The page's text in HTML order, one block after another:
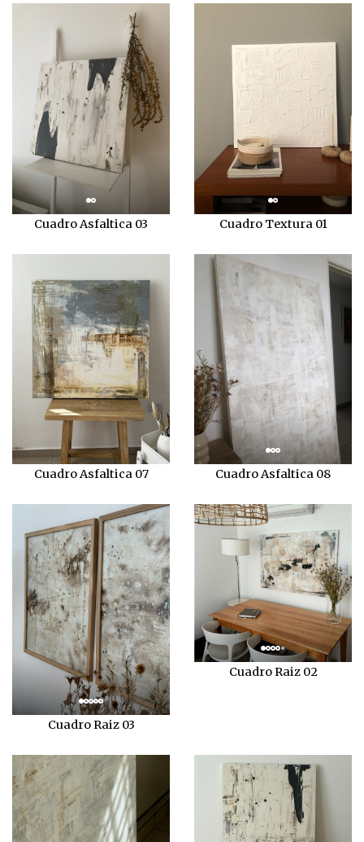
Cuadro Asfaltica 03 Cuadro Textura 01
Cuadro Asfaltica 07 Cuadro Asfaltica 08
Cuadro Raiz 03
Cuadro Raiz 02